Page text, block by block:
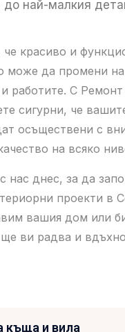
до най-малкия
красиво и
може да промени
и работите. С
сигурни, че
осъществени с
на всяко
нас днес, за да
проекти в
вашия дом или
ви радва и
къща и вила